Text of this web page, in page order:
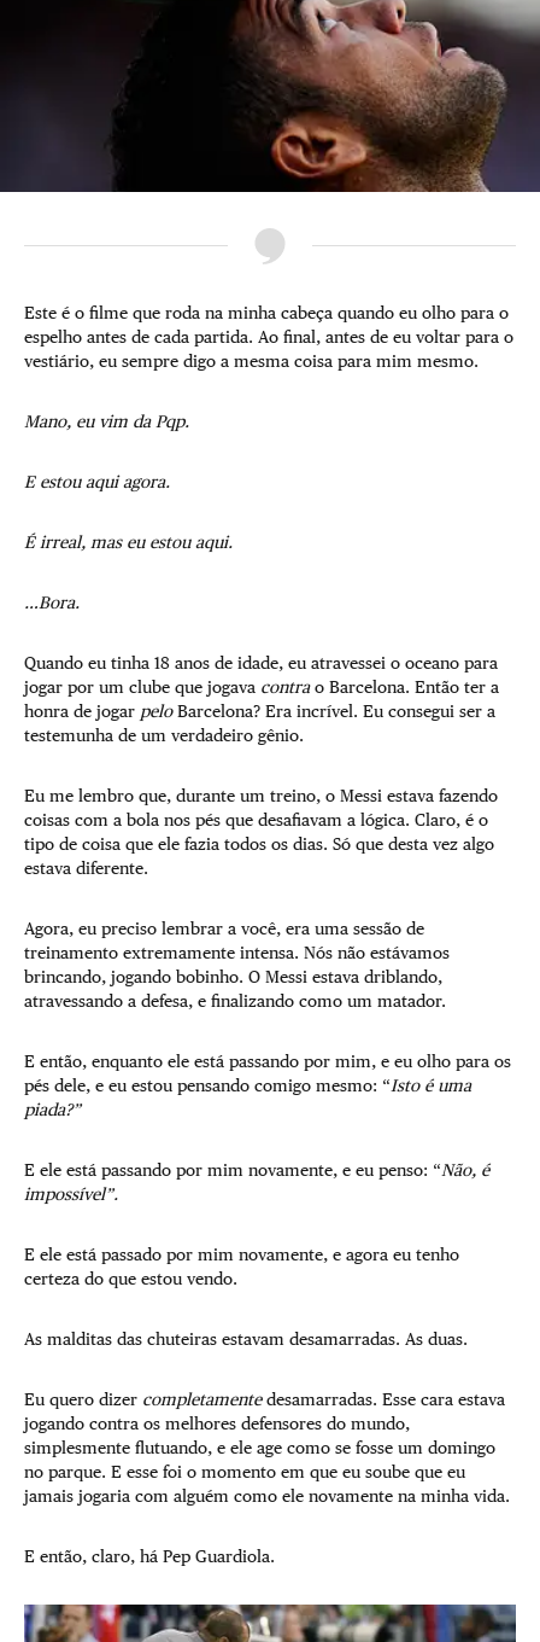
Este é o filme que roda na minha cabeça quando eu olho para o
espelho antes de cada partida. Ao final, antes de eu voltar para o
vestiário, eu sempre digo a mesma coisa para mim mesmo.
Mano, eu vim da Pqp.
E estou aqui agora.
É irreal, mas eu estou aqui.
…Bora.
Quando eu tinha 18 anos de idade, eu atravessei o oceano para
jogar por um clube que jogava contrao Barcelona. Então ter a
honra de jogar peloBarcelona? Era incrível. Eu consegui ser a
testemunha de um verdadeiro gênio.
Eu me lembro que, durante um treino, o Messi estava fazendo
coisas com a bola nos pés que desafiavam a lógica. Claro, é o
tipo de coisa que ele fazia todos os dias. Só que desta vez algo
estava diferente.
Agora, eu preciso lembrar a você, era uma sessão de
treinamento extremamente intensa. Nós não estávamos
brincando, jogando bobinho. O Messi estava driblando,
atravessando a defesa, e finalizando como um matador.
E então, enquanto ele está passando por mim, e eu olho para os
pés dele, e eu estou pensando comigo mesmo: “Isto é uma
piada?”
E ele está passando por mim novamente, e eu penso: “Não, é
impossível”.
E ele está passado por mim novamente, e agora eu tenho
certeza do que estou vendo.
As malditas das chuteiras estavam desamarradas. As duas.
Eu quero dizer completamentedesamarradas. Esse cara estava
jogando contra os melhores defensores do mundo,
simplesmente flutuando, e ele age como se fosse um domingo
no parque. E esse foi o momento em que eu soube que eu
jamais jogaria com alguém como ele novamente na minha vida.
E então, claro, há Pep Guardiola.